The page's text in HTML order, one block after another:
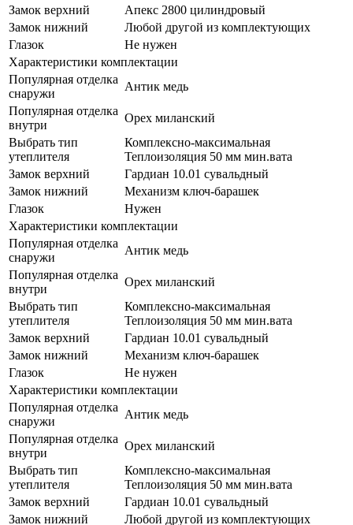
Замок верхний
Апекс 2800 цилиндровый
Замок нижний
Любой другой из комплектующих
Глазок
Не нужен
Характеристики комплектации
Популярная отделка
снаружи
Антик медь
Популярная отделка
внутри
Орех миланский
Выбрать тип
утеплителя
Комплексно-максимальная
Теплоизоляция 50 мм мин.вата
Замок верхний
Гардиан 10.01 сувальдный
Замок нижний
Механизм ключ-барашек
Глазок
Нужен
Характеристики комплектации
Популярная отделка
снаружи
Антик медь
Популярная отделка
внутри
Орех миланский
Выбрать тип
утеплителя
Комплексно-максимальная
Теплоизоляция 50 мм мин.вата
Замок верхний
Гардиан 10.01 сувальдный
Замок нижний
Механизм ключ-барашек
Глазок
Не нужен
Характеристики комплектации
Популярная отделка
снаружи
Антик медь
Популярная отделка
внутри
Орех миланский
Выбрать тип
утеплителя
Комплексно-максимальная
Теплоизоляция 50 мм мин.вата
Замок верхний
Гардиан 10.01 сувальдный
Замок нижний
Любой другой из комплектующих